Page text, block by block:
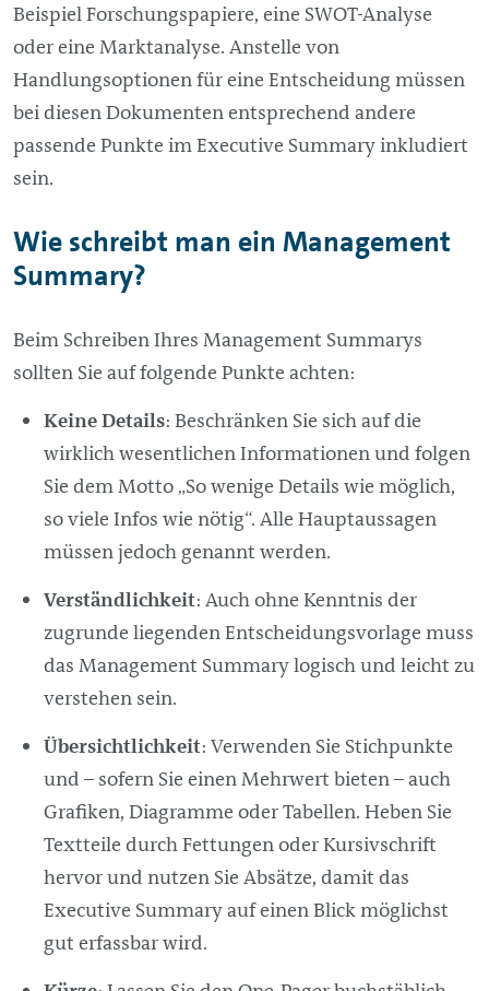
Beispiel Forschungspapiere, eine SWOT-Analyse
oder eine Marktanalyse. Anstelle von
Handlungsoptionen für eine Entscheidung müssen
bei diesen Dokumenten entsprechend andere
passende Punkte im Executive Summary inkludiert
sein.
Wie schreibt man ein Management
Summary?
Beim Schreiben Ihres Management Summarys
sollten Sie auf folgende Punkte achten:
Keine Details: Beschränken Sie sich auf die
wirklich wesentlichen Informationen und folgen
Sie dem Motto „So wenige Details wie möglich,
so viele Infos wie nötig“. Alle Hauptaussagen
müssen jedoch genannt werden.
Verständlichkeit: Auch ohne Kenntnis der
zugrunde liegenden Entscheidungsvorlage muss
das Management Summary logisch und leicht zu
verstehen sein.
Übersichtlichkeit: Verwenden Sie Stichpunkte
und – sofern Sie einen Mehrwert bieten – auch
Grafiken, Diagramme oder Tabellen. Heben Sie
Textteile durch Fettungen oder Kursivschrift
hervor und nutzen Sie Absätze, damit das
Executive Summary auf einen Blick möglichst
gut erfassbar wird.